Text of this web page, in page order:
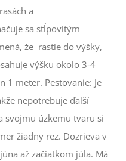
a
sa stĺpovitým
že rastie do výšky,
výšku okolo 3-4
1 meter. Pestovanie: Je
nepotrebuje ďalší
svojmu úzkemu tvaru si
žiadny rez. Dozrieva v
až začiatkom júla. Má